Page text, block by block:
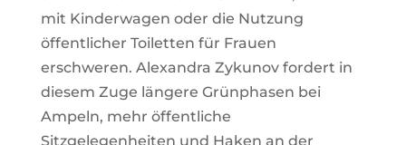
mit Kinderwagen oder die Nutzung
öffentlicher Toiletten für Frauen
erschweren. Alexandra Zykunov fordert in
diesem Zuge längere Grünphasen bei
Ampeln, mehr öffentliche
Sitzgelegenheiten und Haken an der